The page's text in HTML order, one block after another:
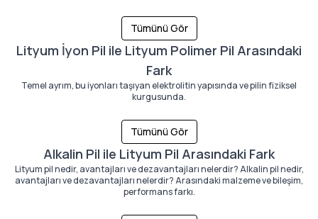
Tümünü Gör
Lityum İyon Pil ile Lityum Polimer Pil Arasındaki
Fark
Temel ayrım, bu iyonları taşıyan elektrolitin yapısında ve pilin fiziksel
kurgusunda.
Tümünü Gör
Alkalin Pil ile Lityum Pil Arasındaki Fark
Lityum pil nedir, avantajları ve dezavantajları nelerdir? Alkalin pil nedir,
avantajları ve dezavantajları nelerdir? Arasındaki malzeme ve bileşim,
performans farkı.